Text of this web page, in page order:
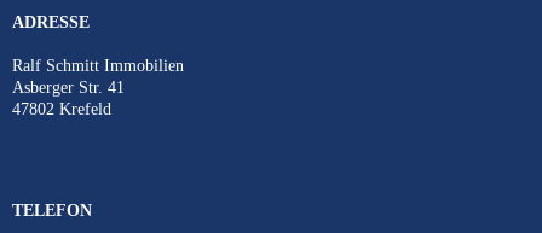
ADRESSE
Ralf Schmitt Immobilien
Asberger Str. 41
47802 Krefeld
TELEFON